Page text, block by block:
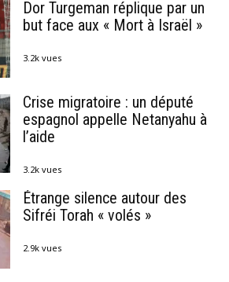
Dor Turgeman réplique par un
but face aux « Mort à Israël »
3.2k vues
Crise migratoire : un député
espagnol appelle Netanyahu à
l’aide
3.2k vues
Étrange silence autour des
Sifréi Torah « volés »
2.9k vues